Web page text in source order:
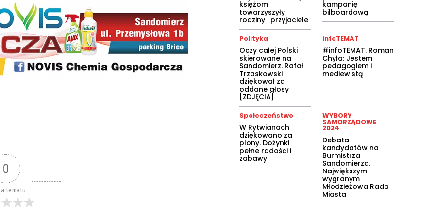
0
tematu
księżom
towarzyszyły
rodziny i przyjaciele
kampanię
bilboardową
Polityka
Oczy całej Polski
skierowane na
Sandomierz. Rafał
Trzaskowski
dziękował za
oddane głosy
[ZDJĘCIA]
infoTEMAT
#infoTEMAT. Roman
Chyła: Jestem
pedagogiem i
mediewistą
Społeczeństwo
W Rytwianach
dziękowano za
plony. Dożynki
pełne radości i
zabawy
WYBORY
SAMORZĄDOWE
2024
Debata
kandydatów na
Burmistrza
Sandomierza.
Największym
wygranym
Młodzieżowa Rada
Miasta